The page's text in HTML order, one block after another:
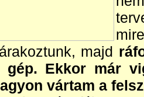
majd
gép. Ekkor már
vártam a